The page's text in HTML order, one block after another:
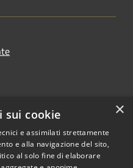
×
sui cookie
e assimilati strettamente
e alla navigazione del sito,
al solo fine di elaborare